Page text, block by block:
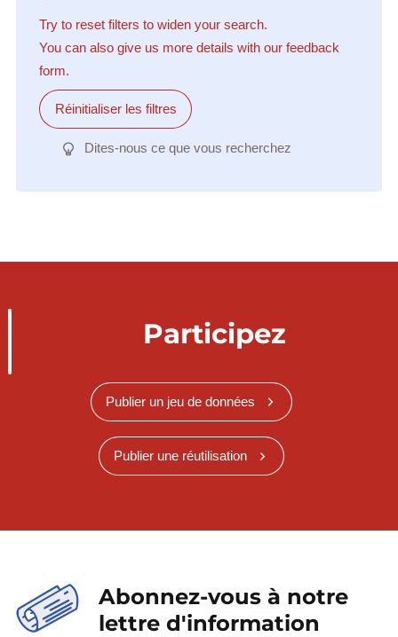
Try to reset filters to widen your search.
You can also give us more details with our feedback
form.
Réinitialiser les filtres
Dites-nous ce que vous recherchez
Participez
Publier un jeu de données
Publier une réutilisation
Abonnez-vous à notre
lettre d'information